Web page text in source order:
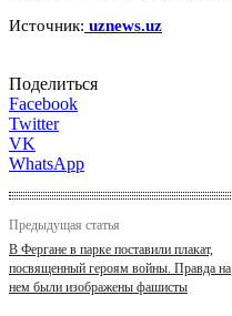
Источник: uznews.uz
Поделиться
Facebook
Twitter
VK
WhatsApp
Предыдущая статья
В Фергане в парке поставили плакат,
посвященный героям войны. Правда на
нем были изображены фашисты